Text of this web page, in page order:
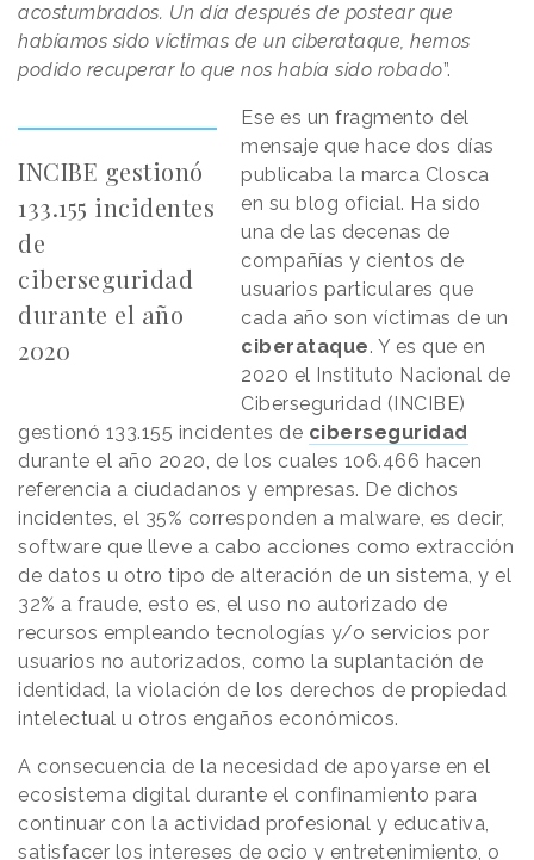
acostumbrados. Un día después de postear que
habíamos sido víctimas de un ciberataque, hemos
podido recuperar lo que nos había sido robado”.
INCIBE gestionó
133.155 incidentes
de
ciberseguridad
durante el año
2020
Ese es un fragmento del
mensaje que hace dos días
publicaba la marca Closca
en su blog oficial. Ha sido
una de las decenas de
compañías y cientos de
usuarios particulares que
cada año son víctimas de un
ciberataque. Y es que en
2020 el Instituto Nacional de
Ciberseguridad (INCIBE)
gestionó 133.155 incidentes de ciberseguridad
durante el año 2020, de los cuales 106.466 hacen
referencia a ciudadanos y empresas. De dichos
incidentes, el 35% corresponden a malware, es decir,
software que lleve a cabo acciones como extracción
de datos u otro tipo de alteración de un sistema, y el
32% a fraude, esto es, el uso no autorizado de
recursos empleando tecnologías y/o servicios por
usuarios no autorizados, como la suplantación de
identidad, la violación de los derechos de propiedad
intelectual u otros engaños económicos.
A consecuencia de la necesidad de apoyarse en el
ecosistema digital durante el confinamiento para
continuar con la actividad profesional y educativa,
satisfacer los intereses de ocio y entretenimiento, o